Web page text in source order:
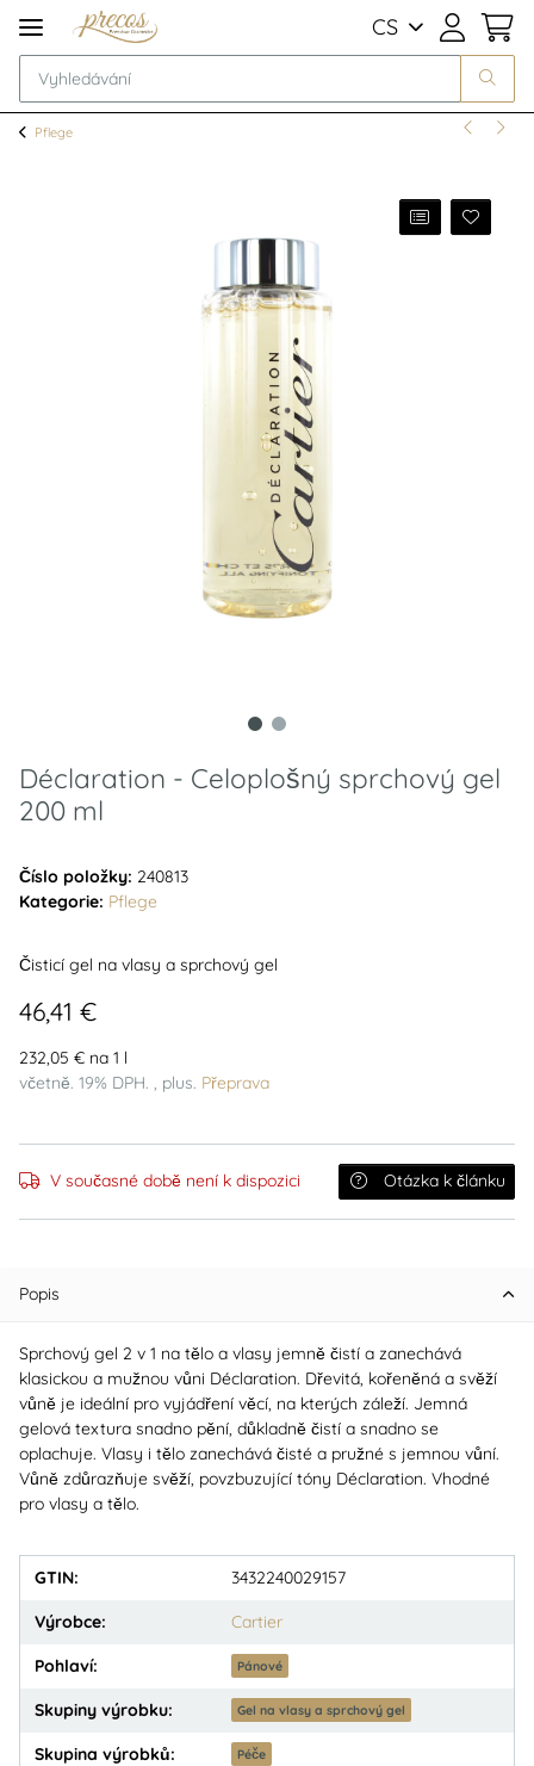
CS
Pflege
Déclaration - Celoplošný sprchový gel
200 ml
Číslo položky: 240813
Kategorie: Pflege
Čisticí gel na vlasy a sprchový gel
46,41 €
232,05 € na 1 l
včetně. 19% DPH. , plus. Přeprava
V současné době není k dispozici Otázka k článku
Popis
Sprchový gel 2 v 1 na tělo a vlasy jemně čistí a zanechává
klasickou a mužnou vůni Déclaration. Dřevitá, kořeněná a svěží
vůně je ideální pro vyjádření věcí, na kterých záleží. Jemná
gelová textura snadno pění, důkladně čistí a snadno se
oplachuje. Vlasy i tělo zanechává čisté a pružné s jemnou vůní.
Vůně zdůrazňuje svěží, povzbuzující tóny Déclaration. Vhodné
pro vlasy a tělo.
GTIN: 3432240029157
Výrobce: Cartier
Pohlaví: Pánové
Skupiny výrobku: Gel na vlasy a sprchový gel
Skupina výrobků: Péče